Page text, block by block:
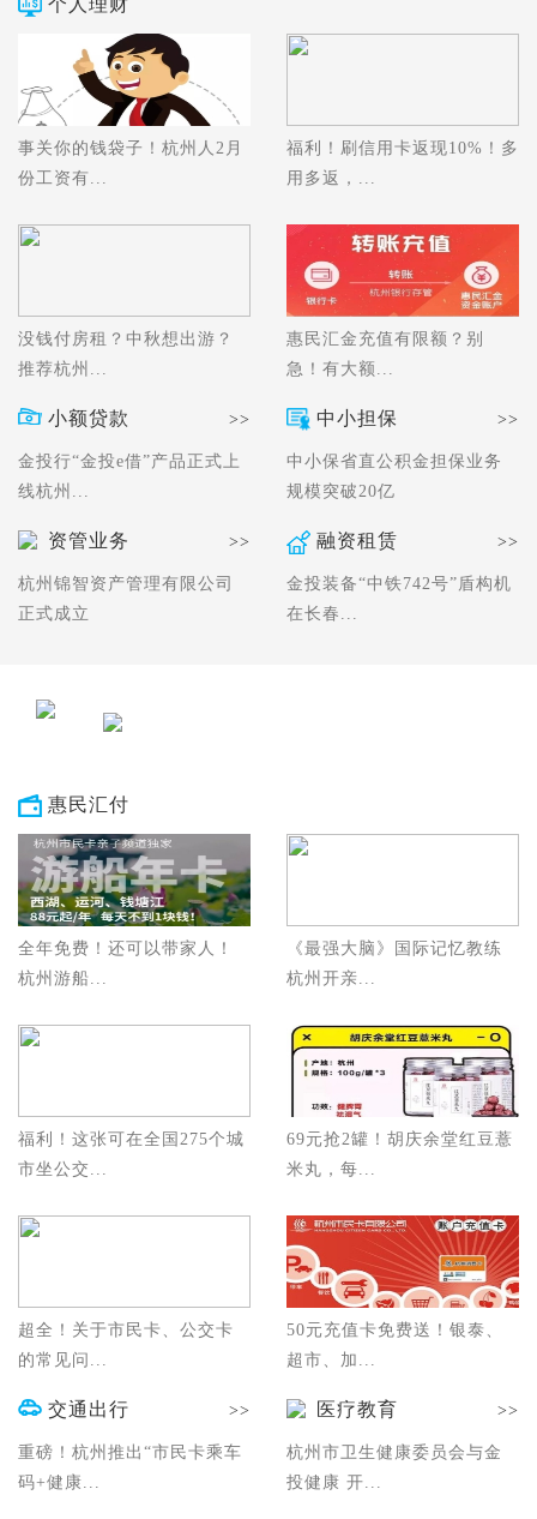
事关你的钱袋子！杭州人2月
份工资有...
福利！刷信用卡返现10%！多
用多返，...
没钱付房租？中秋想出游？
推荐杭州...
惠民汇金充值有限额？别
急！有大额...
小额贷款 >>
金投行“金投e借”产品正式上
线杭州...
中小担保 >>
中小保省直公积金担保业务
规模突破20亿
资管业务 >>
杭州锦智资产管理有限公司
正式成立
融资租赁 >>
金投装备“中铁742号”盾构机
在长春...
惠民汇付
全年免费！还可以带家人！
杭州游船...
《最强大脑》国际记忆教练
杭州开亲...
福利！这张可在全国275个城
市坐公交...
69元抢2罐！胡庆余堂红豆薏
米丸，每...
超全！关于市民卡、公交卡
的常见问...
50元充值卡免费送！银泰、
超市、加...
交通出行 >>
重磅！杭州推出“市民卡乘车
码+健康...
医疗教育 >>
杭州市卫生健康委员会与金
投健康 开...